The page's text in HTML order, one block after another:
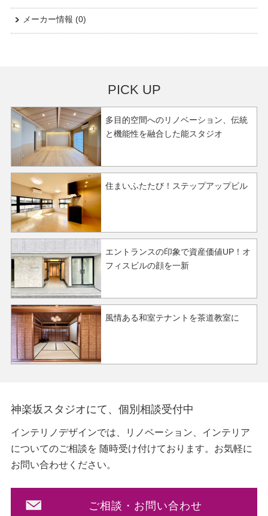
メーカー情報 (0)
PICK UP
多目的空間へのリノベーション、伝統
と機能性を融合した能スタジオ
住まいふたたび！ステップアップビル
エントランスの印象で資産価値UP！オ
フィスビルの顔を一新
風情ある和室テナントを茶道教室に
神楽坂スタジオにて、個別相談受付中
インテリノデザインでは、リノベーション、インテリア
についてのご相談を 随時受け付けております。お気軽に
お問い合わせください。
ご相談・お問い合わせ